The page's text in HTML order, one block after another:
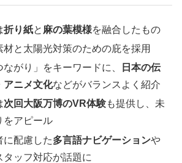
折り紙と 麻の葉模様を融合したもの
と太陽光対策のための庇を採用
がり」をキーワードに、
日本の伝
アニメ文化などがバランスよく紹介
次回大阪万博のVR体験も提供し、未
をアピール
に配慮した多言語ナビゲーションや
タッフ対応が話題に